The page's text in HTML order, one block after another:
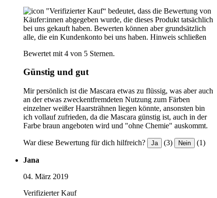
"Verifizierter Kauf“ bedeutet, dass die Bewertung von
Käufer:innen abgegeben wurde, die dieses Produkt tatsächlich
bei uns gekauft haben. Bewerten können aber grundsätzlich
alle, die ein Kundenkonto bei uns haben. Hinweis schließen
Bewertet mit 4 von 5 Sternen.
Günstig und gut
Mir persönlich ist die Mascara etwas zu flüssig, was aber auch
an der etwas zweckentfremdeten Nutzung zum Färben
einzelner weißer Haarsträhnen liegen könnte, ansonsten bin
ich vollauf zufrieden, da die Mascara günstig ist, auch in der
Farbe braun angeboten wird und "ohne Chemie" auskommt.
War diese Bewertung für dich hilfreich? Ja (3) Nein (1)
Jana
04. März 2019
Verifizierter Kauf